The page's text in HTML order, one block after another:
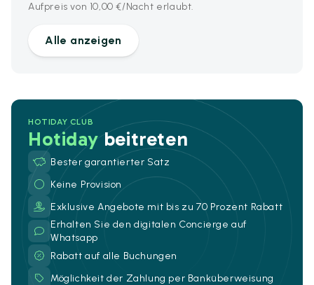
Aufpreis von 10,00 €/Nacht erlaubt.
Alle anzeigen
HOTIDAY CLUB
Hotidaybeitreten
Bester garantierter Satz
Keine Provision
Exklusive Angebote mit bis zu 70 Prozent Rabatt
Erhalten Sie den digitalen Concierge auf
Whatsapp
Rabatt auf alle Buchungen
Möglichkeit der Zahlung per Banküberweisung